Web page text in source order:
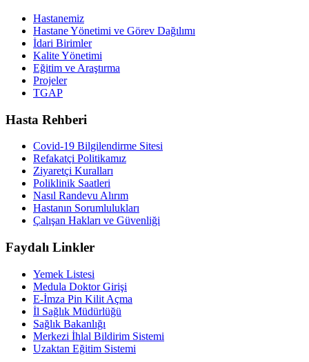
Hastanemiz
Hastane Yönetimi ve Görev Dağılımı
İdari Birimler
Kalite Yönetimi
Eğitim ve Araştırma
Projeler
TGAP
Hasta Rehberi
Covid-19 Bilgilendirme Sitesi
Refakatçi Politikamız
Ziyaretçi Kuralları
Poliklinik Saatleri
Nasıl Randevu Alırım
Hastanın Sorumlulukları
Çalışan Hakları ve Güvenliği
Faydalı Linkler
Yemek Listesi
Medula Doktor Girişi
E-İmza Pin Kilit Açma
İl Sağlık Müdürlüğü
Sağlık Bakanlığı
Merkezi İhlal Bildirim Sistemi
Uzaktan Eğitim Sistemi